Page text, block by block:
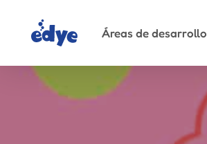
Áreas de desarrollo